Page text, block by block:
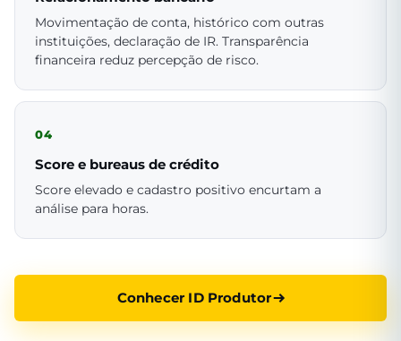
Movimentação de conta, histórico com outras
instituições, declaração de IR. Transparência
financeira reduz percepção de risco.
04
Score e bureaus de crédito
Score elevado e cadastro positivo encurtam a
análise para horas.
Conhecer ID Produtor